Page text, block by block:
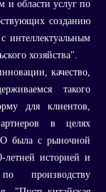
и области услуг по
созданию
интеллектуальным
хозяйства".
качество,
такого
для клиентов,
в целях
была с рыночной
историей и
производству